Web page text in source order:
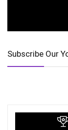
Subscribe Our